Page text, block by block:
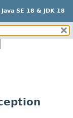
Java SE 18 & JDK 18